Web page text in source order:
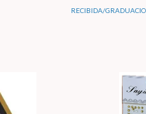
RECIBIDA/